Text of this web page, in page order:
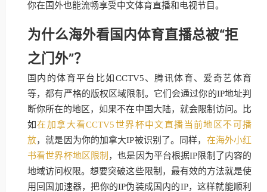
你在国外也能流畅享受中文体育直播和电视节目。
为什么海外看国内体育直播总被“拒
之门外”？
国内的体育平台比如CCTV5、腾讯体育、爱奇艺体育
等，都有严格的版权区域限制。它们会通过你的IP地址判
断你所在的地区，如果不在中国大陆，就会限制访问。比
如在加拿大看CCTV5世界杯中文直播当前地区不可播
放，就是因为你的加拿大IP被识别了。同样， 在海外小红
书看世界杯地区限制 ，也是因为平台根据IP限制了内容的
地域访问权限。想要突破这些限制，最有效的方法就是使
用回国加速器，把你的IP伪装成国内的IP，这样就能顺利